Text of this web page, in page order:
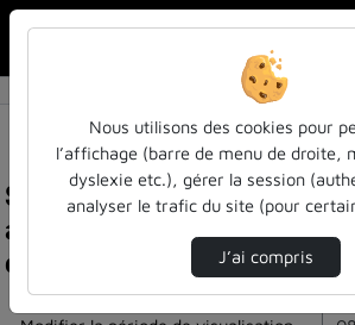
Statistiques de visualisation de
acc1 ue dqessp-
enregistrement de la
Nous utilisons des cookies pour
l’affichage (barre de menu de droite,
dyslexie etc.), gérer la session
analyser le trafic du site (pour
J’ai compris